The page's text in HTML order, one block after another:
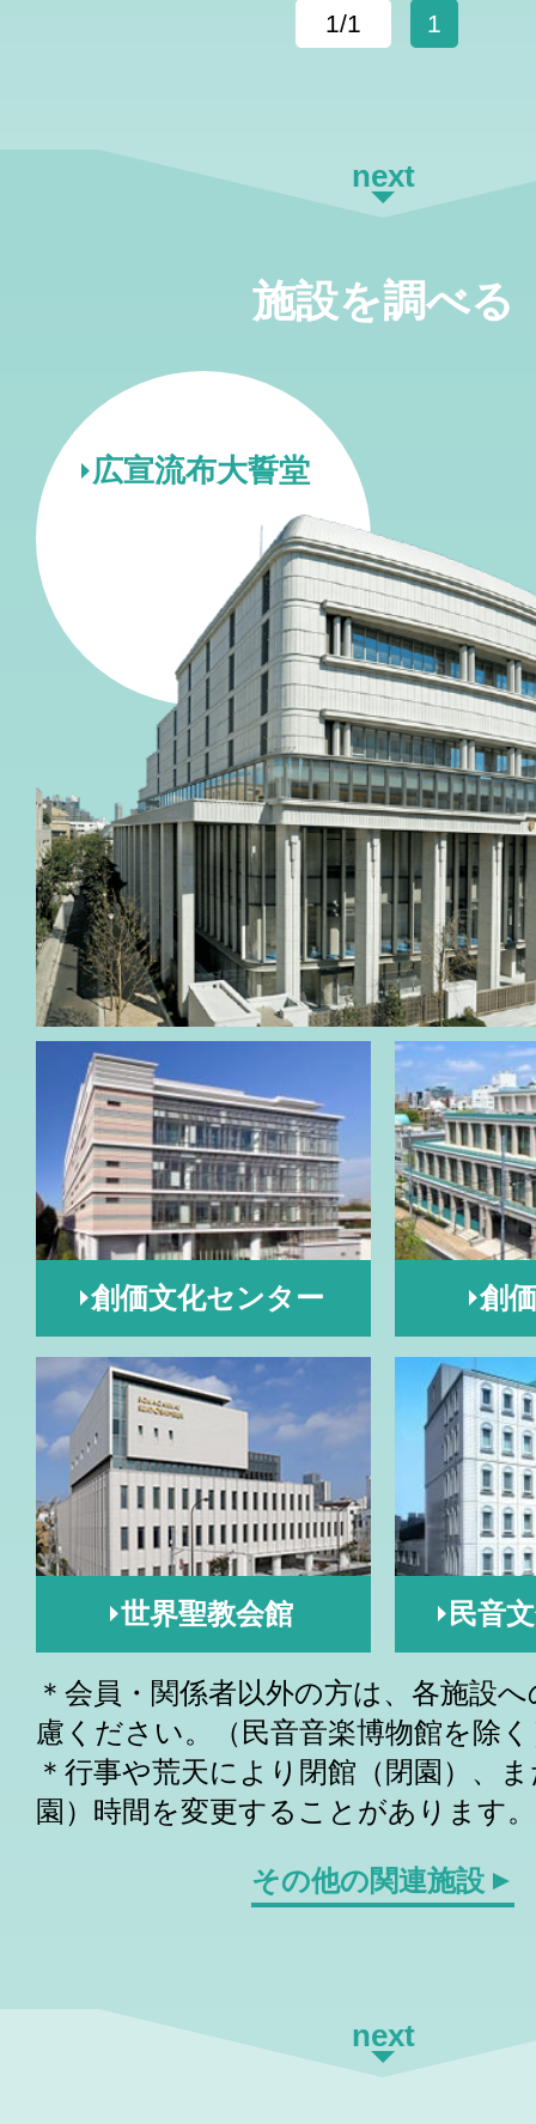
1/1 1
next
施設を調べる
広宣流布大誓堂
創価文化センター 創
世界聖教会館 民音
＊会員・関係者以外の方は、各施設
慮ください。（民音音楽博物館を除
＊行事や荒天により閉館（閉園）、
園）時間を変更することがあります。
その他の関連施設
next